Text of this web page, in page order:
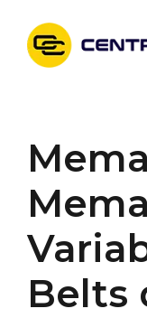
content
Belts